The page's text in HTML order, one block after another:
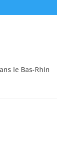
le Bas-Rhin